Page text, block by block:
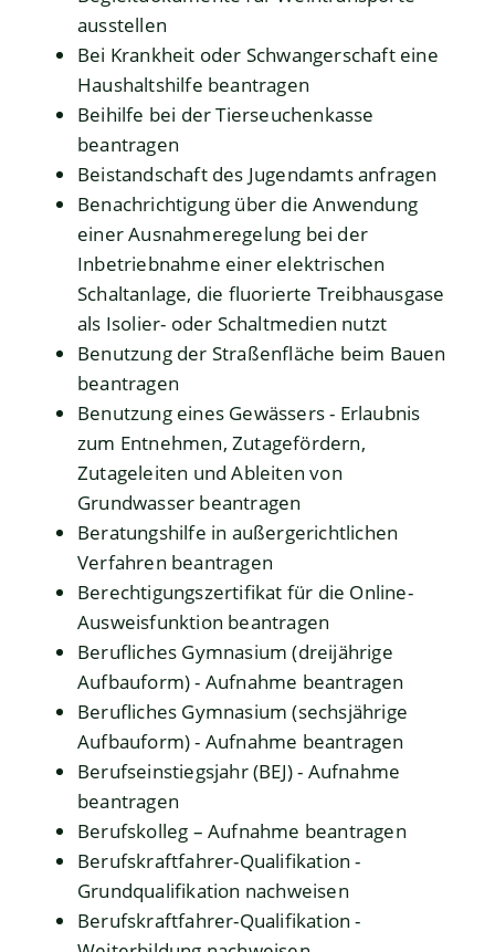
ausstellen
Bei Krankheit oder Schwangerschaft eine
Haushaltshilfe beantragen
Beihilfe bei der Tierseuchenkasse
beantragen
Beistandschaft des Jugendamts anfragen
Benachrichtigung über die Anwendung
einer Ausnahmeregelung bei der
Inbetriebnahme einer elektrischen
Schaltanlage, die fluorierte Treibhausgase
als Isolier- oder Schaltmedien nutzt
Benutzung der Straßenfläche beim Bauen
beantragen
Benutzung eines Gewässers - Erlaubnis
zum Entnehmen, Zutagefördern,
Zutageleiten und Ableiten von
Grundwasser beantragen
Beratungshilfe in außergerichtlichen
Verfahren beantragen
Berechtigungszertifikat für die Online-
Ausweisfunktion beantragen
Berufliches Gymnasium (dreijährige
Aufbauform) - Aufnahme beantragen
Berufliches Gymnasium (sechsjährige
Aufbauform) - Aufnahme beantragen
Berufseinstiegsjahr (BEJ) - Aufnahme
beantragen
Berufskolleg – Aufnahme beantragen
Berufskraftfahrer-Qualifikation -
Grundqualifikation nachweisen
Berufskraftfahrer-Qualifikation -